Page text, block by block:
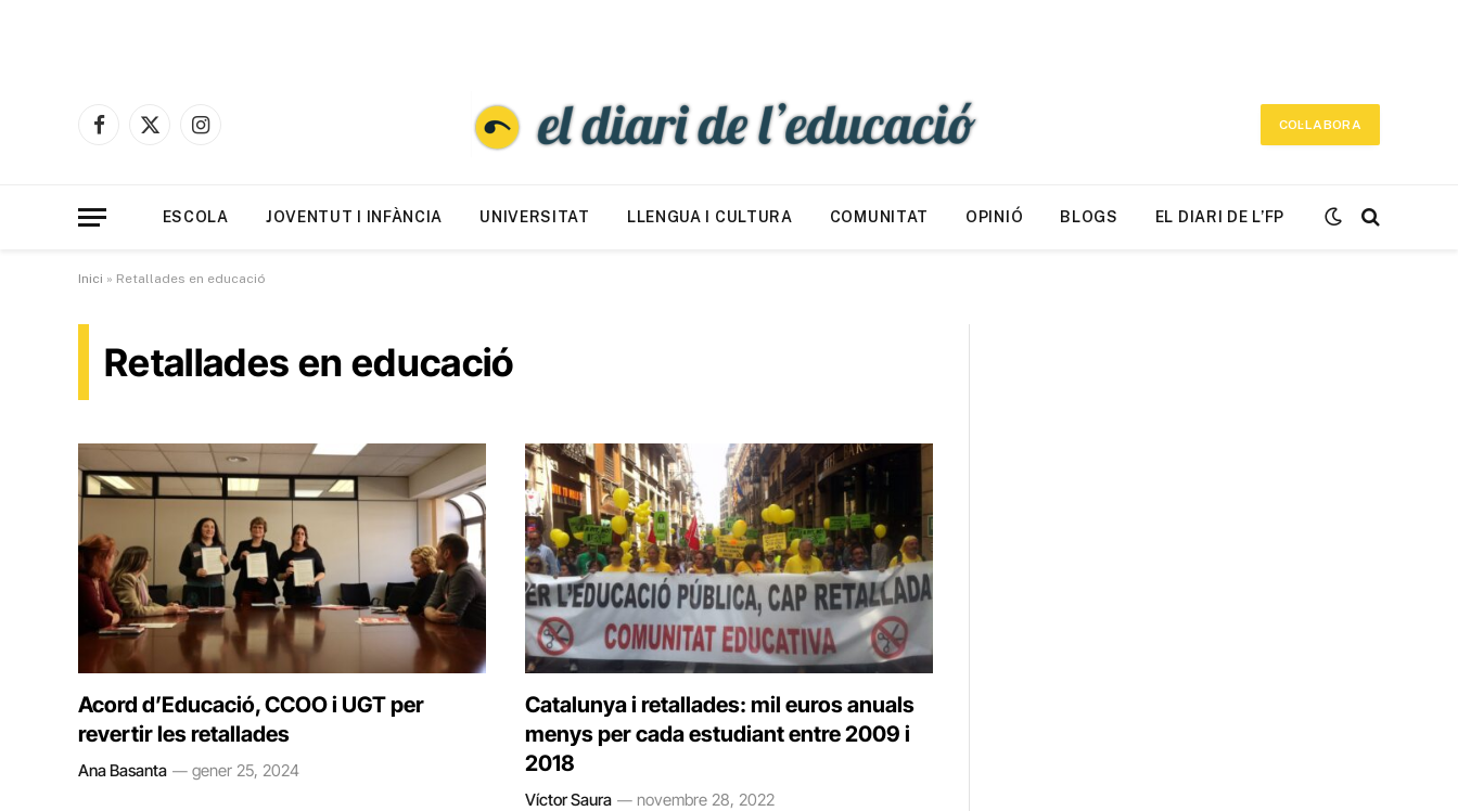
Facebook
X
Instagram
COL·LABORA
ESCOLA JOVENTUT I INFÀNCIA UNIVERSITAT LLENGUA I CULTURA COMUNITAT OPINIÓ BLOGS EL DIARI DE L’FP
Inici » Retallades en educació
Retallades en educació
Acord d’Educació, CCOO i UGT per
revertir les retallades
Ana Basanta gener 25, 2024
Catalunya i retallades: mil euros anuals
menys per cada estudiant entre 2009 i
2018
Víctor Saura novembre 28, 2022